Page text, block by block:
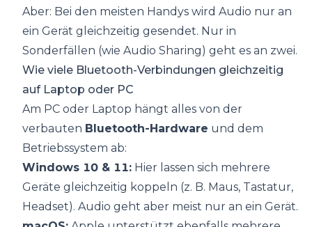
Aber: Bei den meisten Handys wird Audio nur an
ein Gerät gleichzeitig gesendet. Nur in
Sonderfällen (wie Audio Sharing) geht es an zwei.
Wie viele Bluetooth-Verbindungen gleichzeitig
auf Laptop oder PC
Am PC oder Laptop hängt alles von der
verbauten Bluetooth-Hardware und dem
Betriebssystem ab:
Windows 10 & 11: Hier lassen sich mehrere
Geräte gleichzeitig koppeln (z. B. Maus, Tastatur,
Headset). Audio geht aber meist nur an ein Gerät.